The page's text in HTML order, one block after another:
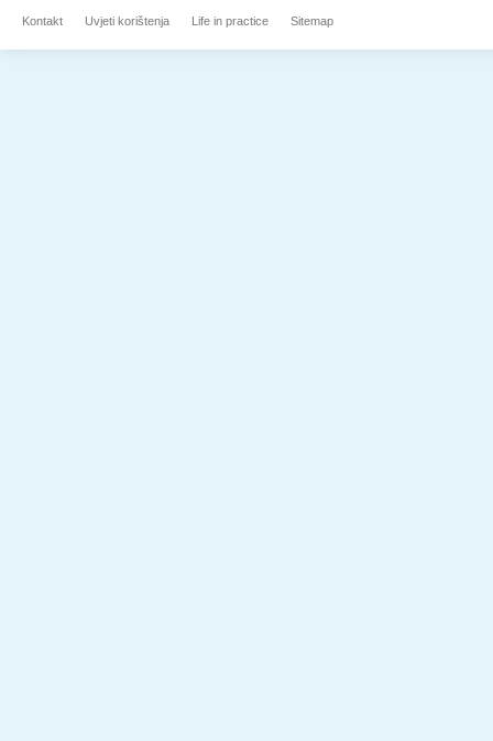
Kontakt Uvjeti korištenja Life in practice Sitemap